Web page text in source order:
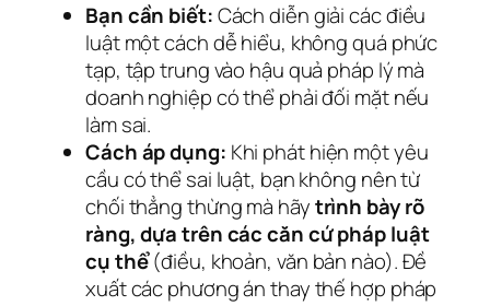
Bạn cần biết:Cách diễn giải các điều
luật một cách dễ hiểu, không quá phức
tạp, tập trung vào hậu quả pháp lý mà
doanh nghiệp có thể phải đối mặt nếu
làm sai.
Cách áp dụng: Khi phát hiện một yêu
cầu có thể sai luật, bạn không nên từ
chối thẳng thừng mà hãytrình bày rõ
ràng, dựa trên các căn cứ pháp luật
cụ thể(điều, khoản, văn bản nào). Đề
xuất các phương án thay thế hợp pháp